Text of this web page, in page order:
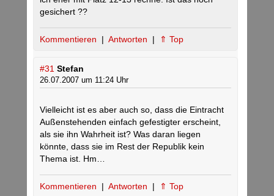
gesichert ??
Kommentieren | Antworten | ⇑ Top
#31 Stefan
26.07.2007 um 11:24 Uhr
Vielleicht ist es aber auch so, dass die Eintracht
Außenstehenden einfach gefestigter erscheint,
als sie ihn Wahrheit ist? Was daran liegen
könnte, dass sie im Rest der Republik kein
Thema ist. Hm…
Kommentieren | Antworten | ⇑ Top